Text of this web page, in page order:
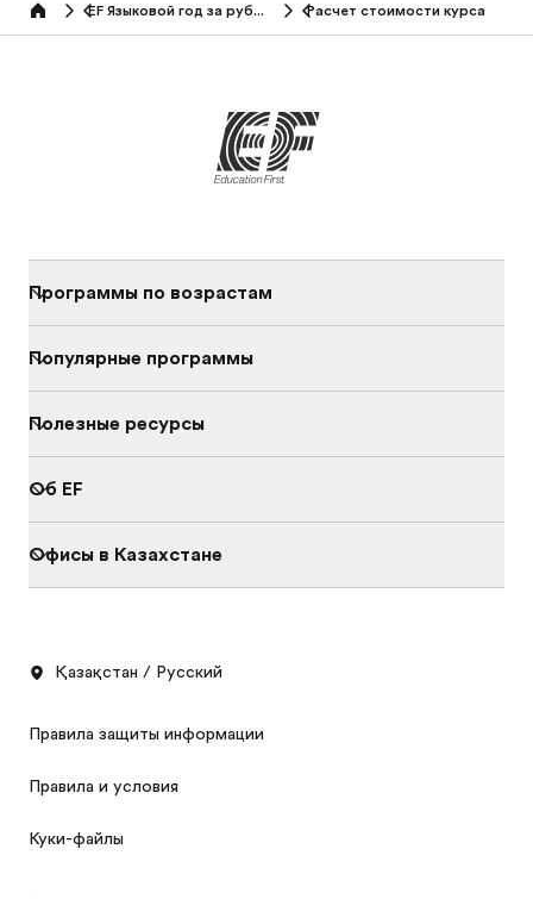
Home EF Языковой год за рубежом Расчет стоимости курса
Программы по возрастам
Популярные программы
Полезные ресурсы
Об EF
Офисы в Казахстане
Қазақстан / Русский
Правила защиты информации
Правила и условия
Куки-файлы